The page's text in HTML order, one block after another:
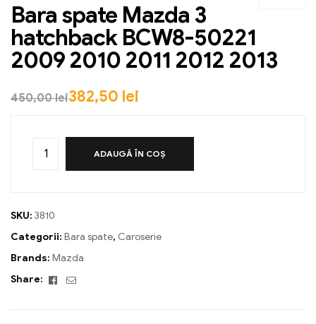
Bara spate Mazda 3
hatchback BCW8-50221
2009 2010 2011 2012 2013
450,00lei382,50 lei
ADAUGĂ ÎN COȘ
SKU: 3810
Categorii: Bara spate, Caroserie
Brands: Mazda
Share:
Facebook
Email